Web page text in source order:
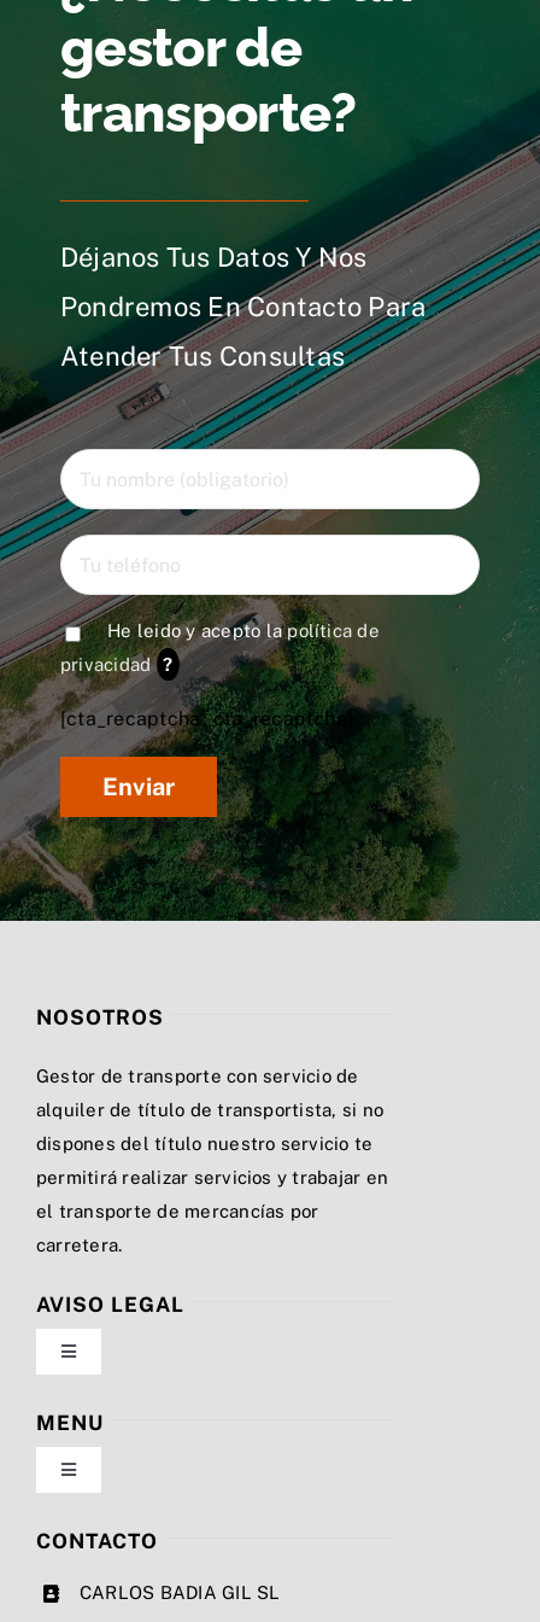
gestor de
transporte?
Déjanos Tus Datos Y Nos
Pondremos En Contacto Para
Atender Tus Consultas
He leido y acepto lapolítica de
privacidad ?
[cta_recaptcha* cta_recaptcha]
NOSOTROS
Gestor de transporte con servicio de
alquiler de título de transportista, si no
dispones del título nuestro servicio te
permitirá realizar servicios y trabajar en
el transporte de mercancías por
carretera.
AVISO LEGAL
Toggle
Navigation
Política de privacidad
Condiciones de uso
MENU
Toggle
Navigation
Nosotros
CONTACTO
CARLOS BADIA GIL SL